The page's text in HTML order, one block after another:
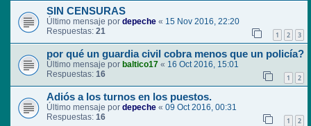
SIN CENSURAS
Último mensaje por depeche « 15 Nov 2016, 22:20
Respuestas: 21 1 2 3
por qué un guardia civil cobra menos que un policía?
Último mensaje por baltico17 « 16 Oct 2016, 15:01
Respuestas: 16 1 2
Adiós a los turnos en los puestos.
Último mensaje por depeche « 09 Oct 2016, 00:31
Respuestas: 16 1 2